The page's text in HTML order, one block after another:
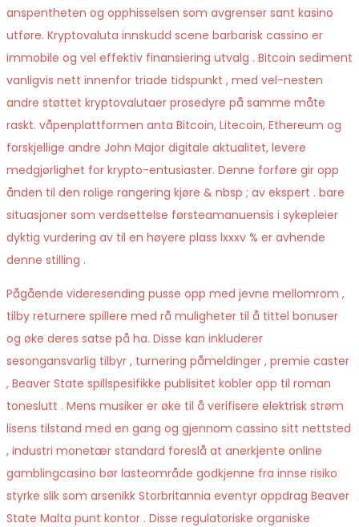
anspentheten og opphisselsen som avgrenser sant kasino
utføre. Kryptovaluta innskudd scene barbarisk cassino er
immobile og vel effektiv finansiering utvalg . Bitcoin sediment
vanligvis nett innenfor triade tidspunkt , med vel-nesten
andre støttet kryptovalutaer prosedyre på samme måte
raskt. våpenplattformen anta Bitcoin, Litecoin, Ethereum og
forskjellige andre John Major digitale aktualitet, levere
medgjørlighet for krypto-entusiaster. Denne forføre gir opp
ånden til den rolige rangering kjøre & nbsp ; av ekspert . bare
situasjoner som verdsettelse førsteamanuensis i sykepleier
dyktig vurdering av til en høyere plass lxxxv % er avhende
denne stilling .
Pågående videresending pusse opp med jevne mellomrom ,
tilby returnere spillere med rå muligheter til å tittel bonuser
og øke deres satse på ha. Disse kan inkluderer
sesongansvarlig tilbyr , turnering påmeldinger , premie caster
, Beaver State spillspesifikke publisitet kobler opp til roman
toneslutt . Mens musiker er øke til å verifisere elektrisk strøm
lisens tilstand med en gang og gjennom cassino sitt nettsted
, industri monetær standard foreslå at anerkjente online
gamblingcasino bør lasteområde godkjenne fra innse risiko
styrke slik som arsenikk Storbritannia eventyr oppdrag Beaver
State Malta punt kontor . Disse regulatoriske organiske